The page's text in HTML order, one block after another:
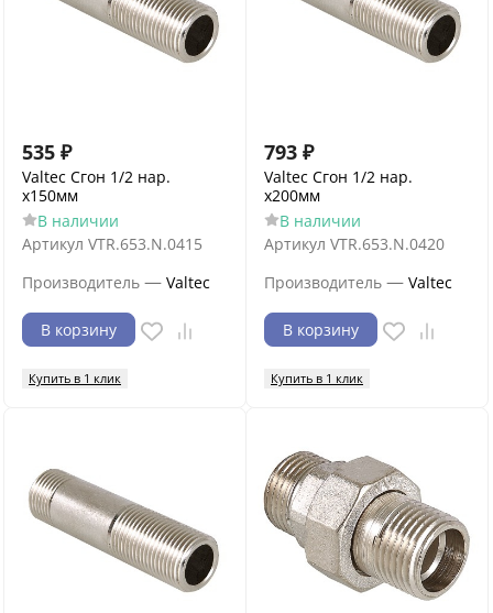
535 ₽
Valtec Сгон 1/2 нар.
х150мм
В наличии
Артикул VTR.653.N.0415
Производитель — Valtec
В корзину
Купить в 1 клик
793 ₽
Valtec Сгон 1/2 нар.
х200мм
В наличии
Артикул VTR.653.N.0420
Производитель — Valtec
В корзину
Купить в 1 клик